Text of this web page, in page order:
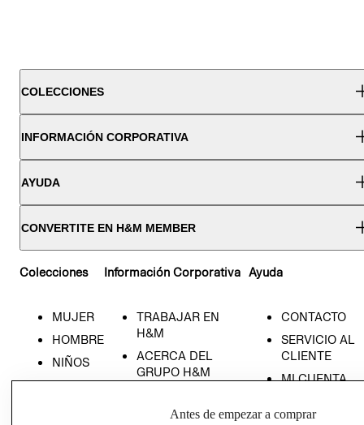
COLECCIONES
INFORMACIÓN CORPORATIVA
AYUDA
CONVERTITE EN H&M MEMBER
Colecciones
MUJER
HOMBRE
NIÑOS
HOME
Información Corporativa
TRABAJAR EN
H&M
ACERCA DEL
GRUPO H&M
SOCIAL
Ayuda
CONTACTO
SERVICIO AL
CLIENTE
MI CUENTA
TIENDAS
Antes de empezar a comprar